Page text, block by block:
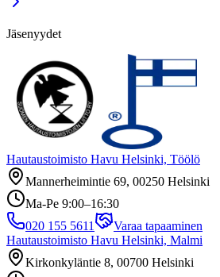
Jäsenyydet
Hautaustoimisto Havu Helsinki, Töölö
Mannerheimintie 69, 00250 Helsinki
Ma-Pe 9:00–16:30
020 155 5611
Varaa tapaaminen
Hautaustoimisto Havu Helsinki, Malmi
Kirkonkyläntie 8, 00700 Helsinki